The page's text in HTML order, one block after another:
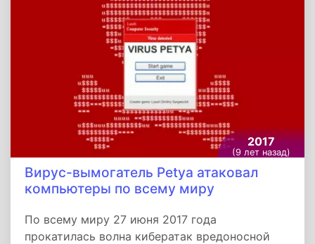
известной труппы «Цирк Дю Солей».
Уникальную постановку под названием
«Футуристическая сказка» могли увидеть все,
купившие входные билеты. Завершил шоу
грандиозный фейерверк.
2017
(9 лет назад)
Вирус-вымогатель Petya атаковал
компьютеры по всему миру
По всему миру 27 июня 2017 года
прокатилась волна кибератак вредоносной